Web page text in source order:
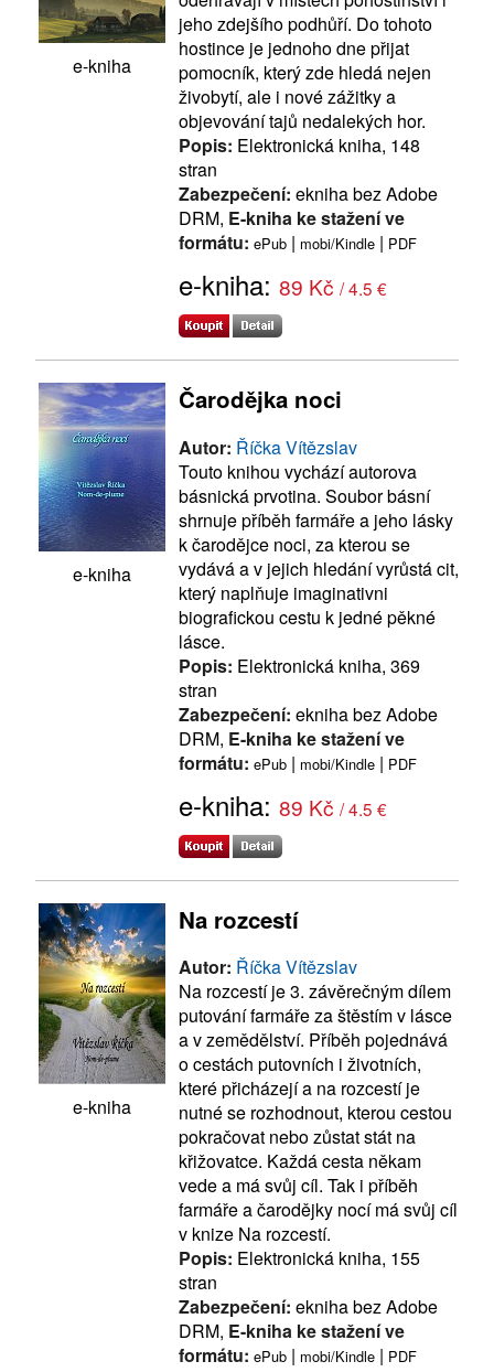
e-kniha
jeho zdejšího podhůří. Do tohoto
hostince je jednoho dne přijat
pomocník, který zde hledá nejen
živobytí, ale i nové zážitky a
objevování tajů nedalekých hor.
Popis: Elektronická kniha, 148
stran
Zabezpečení: ekniha bez Adobe
DRM, E-kniha ke stažení ve
formátu: ePub | mobi/Kindle | PDF
e-kniha: 89 Kč / 4.5 €
e-kniha
Čarodějka noci
Autor: Říčka Vítězslav
Touto knihou vychází autorova
básnická prvotina. Soubor básní
shrnuje příběh farmáře a jeho lásky
k čarodějce noci, za kterou se
vydává a v jejich hledání vyrůstá cit,
který naplňuje imaginativni
biografickou cestu k jedné pěkné
lásce.
Popis: Elektronická kniha, 369
stran
Zabezpečení: ekniha bez Adobe
DRM, E-kniha ke stažení ve
formátu: ePub | mobi/Kindle | PDF
e-kniha: 89 Kč / 4.5 €
e-kniha
Na rozcestí
Autor: Říčka Vítězslav
Na rozcestí je 3. závěrečným dílem
putování farmáře za štěstím v lásce
a v zemědělství. Příběh pojednává
o cestách putovních i životních,
které přicházejí a na rozcestí je
nutné se rozhodnout, kterou cestou
pokračovat nebo zůstat stát na
křižovatce. Každá cesta někam
vede a má svůj cíl. Tak i příběh
farmáře a čarodějky nocí má svůj cíl
v knize Na rozcestí.
Popis: Elektronická kniha, 155
stran
Zabezpečení: ekniha bez Adobe
DRM, E-kniha ke stažení ve
formátu: ePub | mobi/Kindle | PDF